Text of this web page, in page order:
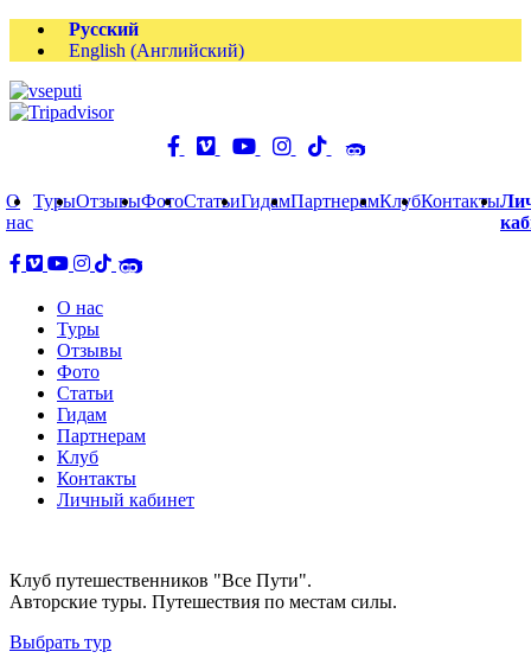
Русский
English (Английский)
О
нас
ТурыОтзывыФотоСтатьиГидамПартнерамКлубКонтакты
О нас
Туры
Отзывы
Фото
Статьи
Гидам
Партнерам
Клуб
Контакты
Личный кабинет
Клуб путешественников "Все Пути".
Авторские туры. Путешествия по местам силы.
Выбрать тур